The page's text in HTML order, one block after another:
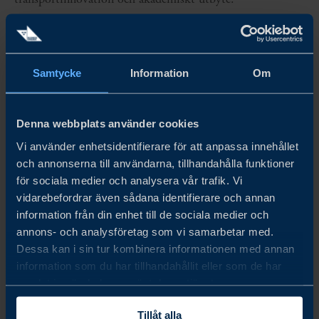
Samtycke Information Om
Denna webbplats använder cookies
Vi använder enhetsidentifierare för att anpassa innehållet
och annonserna till användarna, tillhandahålla funktioner
för sociala medier och analysera vår trafik. Vi
vidarebefordrar även sådana identifierare och annan
information från din enhet till de sociala medier och
annons- och analysföretag som vi samarbetar med.
Dessa kan i sin tur kombinera informationen med annan
information som du har tillhandahållit eller som de har
samlat in när du har använt deras tjänster.
Tillåt alla
Önskas en fullständig översikt av undersökningsresultaten
OM UNDERSÖKNINGEN
Team Sweden har genomfört denna första upplaga av
undersökningen i syfte att ge en heltäckande översikt av
det aktuella affärsklimatet för svenska företag i Chile.
Undersökningen fokuserar på möjligheter, utmaningar och
den framväxande ramen för bilateralt samarbete. Totalt
deltog 36 svenska företag av både varierande
verksamhetsprofil och företagsstorlek.